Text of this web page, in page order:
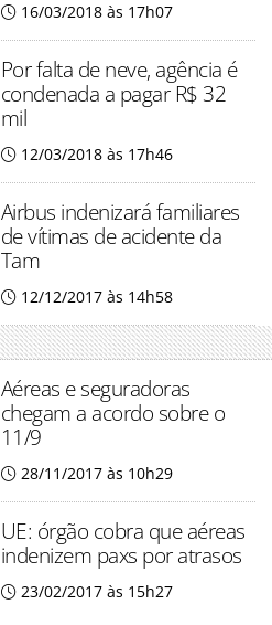
16/03/2018 às 17h07
Por falta de neve, agência é
condenada a pagar R$ 32
mil
12/03/2018 às 17h46
Airbus indenizará familiares
de vítimas de acidente da
Tam
12/12/2017 às 14h58
Aéreas e seguradoras
chegam a acordo sobre o
11/9
28/11/2017 às 10h29
UE: órgão cobra que aéreas
indenizem paxs por atrasos
23/02/2017 às 15h27